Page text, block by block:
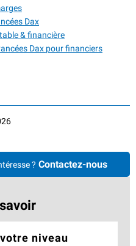
Dax
& financière
Dax pour financiers
? Contactez-nous
niveau